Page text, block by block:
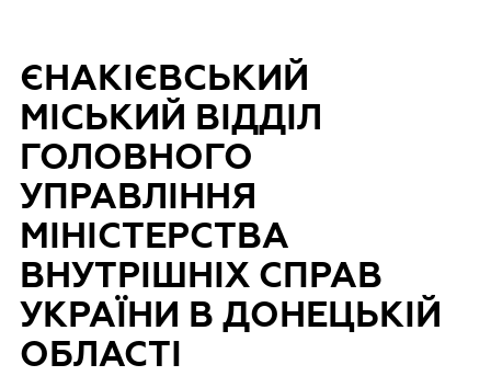
ЄНАКІЄВСЬКИЙ
МІСЬКИЙ ВІДДІЛ
ГОЛОВНОГО
УПРАВЛІННЯ
МІНІСТЕРСТВА
ВНУТРІШНІХ СПРАВ
УКРАЇНИ В ДОНЕЦЬКІЙ
ОБЛАСТІ